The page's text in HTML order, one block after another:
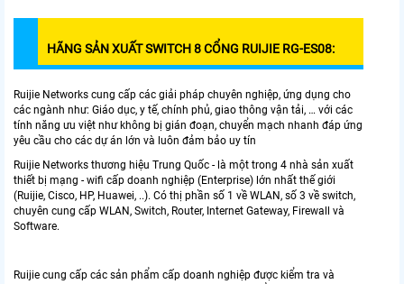
HÃNG SẢN XUẤT SWITCH 8 CỔNG RUIJIE RG-ES08:
Ruijie Networks cung cấp các giải pháp chuyên nghiệp, ứng dụng cho
các ngành như: Giáo dục, y tế, chính phủ, giao thông vận tải, … với các
tính năng ưu việt như không bị gián đoạn, chuyển mạch nhanh đáp ứng
yêu cầu cho các dự án lớn và luôn đảm bảo uy tín
Ruijie Networks thương hiệu Trung Quốc - là một trong 4 nhà sản xuất
thiết bị mạng - wifi cấp doanh nghiệp (Enterprise) lớn nhất thế giới
(Ruijie, Cisco, HP, Huawei, ..). Có thị phần số 1 về WLAN, số 3 về switch,
chuyên cung cấp WLAN, Switch, Router, Internet Gateway, Firewall và
Software.
Ruijie cung cấp các sản phẩm cấp doanh nghiệp được kiểm tra và